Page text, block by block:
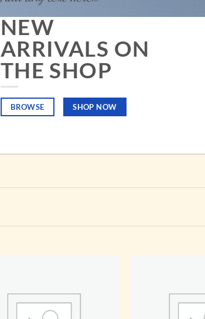
NEW
ARRIVALS ON
THE SHOP
BROWSE SHOP NOW